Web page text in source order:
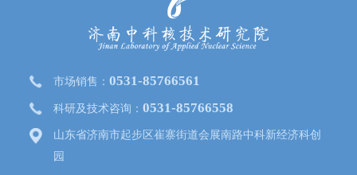
市场销售：0531-85766561
科研及技术咨询：0531-85766558
山东省济南市起步区崔寨街道会展南路中科新经济科创
园